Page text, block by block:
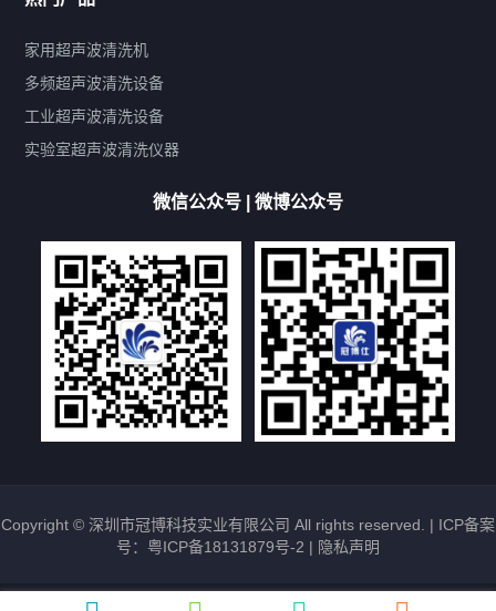
产品标签
鼓泡 升降 抛动
带加热
功率可调
双波脱气
机械旋钮系列
厨具清洗机
超声波振板
高尔夫球杆清洗机
大型单槽带过滤系列
全自动/半自动系列
客户定制非标机参考
双槽三槽四槽五槽多槽系列
轮胎清洗机
多频 扫频
文章标签
超声波清洗机定制
超声波清洗机除油污
超声波清洗机除锈
超声波清洗机洗眼镜
家用超声波清洗机
多频超声波清洗设备
工业超声波清洗设备
实验室超声波清洗仪器
微信公众号 | 微博公众号
Copyright © 深圳市冠博科技实业有限公司 All rights reserved. | ICP备案
号：粤ICP备18131879号-2 | 隐私声明